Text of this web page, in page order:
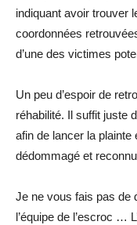
indiquant avoir trouver
coordonnées
d’une des victimes
Un peu d’espoir de
réhabilité. Il suffit juste
afin de lancer la plainte
dédommagé et
Je ne vous fais pas de
l’équipe de l’escroc …